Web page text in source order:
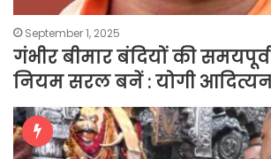
September 1, 2025
गंभीर बीमार बंदियों की
नियम सरल बनें : योगी